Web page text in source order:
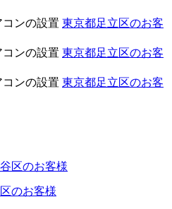
ンの設置 東京都足立区のお客
ンの設置 東京都足立区のお客
ンの設置 東京都足立区のお客
区のお客様
のお客様